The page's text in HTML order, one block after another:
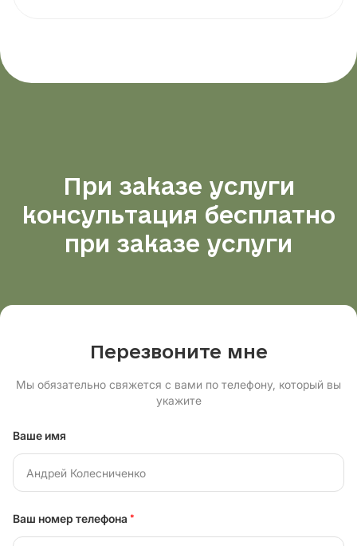
При заказе услуги
консультация бесплатно
при заказе услуги
Перезвоните мне
Мы обязательно свяжется с вами по телефону, который вы
укажите
Ваше имя
Ваш номер телефона *